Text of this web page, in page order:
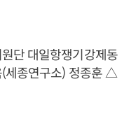
단 대일항쟁기강제동
세종연구소) 정종훈 △